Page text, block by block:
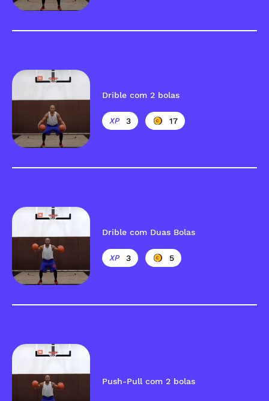
Drible com 2 bolas
3 17
Drible com Duas Bolas
3 5
Push-Pull com 2 bolas